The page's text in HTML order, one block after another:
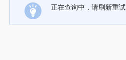
正在查询中，请刷新重试